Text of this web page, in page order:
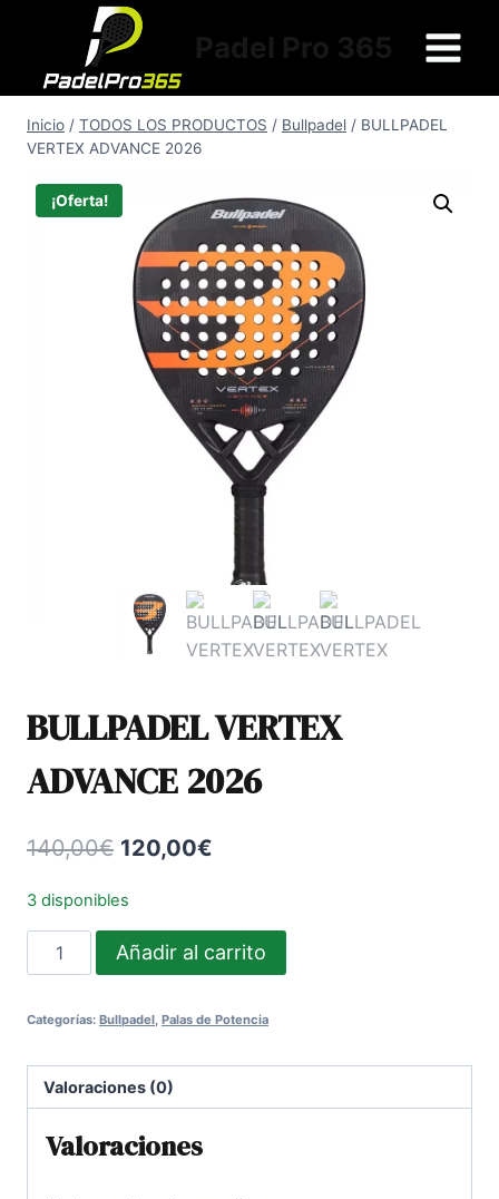
contenido
Inicio / TODOS LOS PRODUCTOS / Bullpadel / BULLPADEL
VERTEX ADVANCE 2026
¡Oferta!
BULLPADEL VERTEX
ADVANCE 2026
140,00€ El
era:
120,00€
es:
3 disponibles
BULLPADEL
VERTEX
2026
Añadir al carrito
Categorías: Bullpadel, Palas de Potencia
Valoraciones (0)
Valoraciones